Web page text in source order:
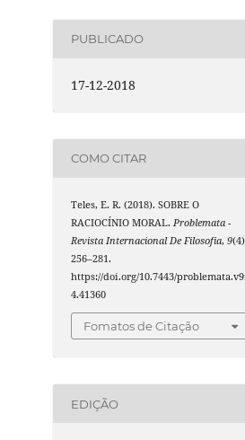
PUBLICADO
17-12-2018
COMO CITAR
Teles, E. R. (2018). SOBRE O
RACIOCÍNIO MORAL.Problemata -
Revista Internacional De Filosofia,9
256–281.
https://doi.org/10.7443/
4.41360
Fomatos de Citação
EDIÇÃO